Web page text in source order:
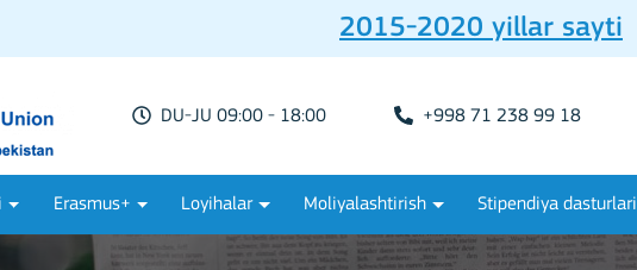
2015-2020 yillar sayti
DU-JU 09:00 - 18:00 +998 71 238 99 18
Erasmus+ Loyihalar Moliyalashtirish Stipendiya dasturlari